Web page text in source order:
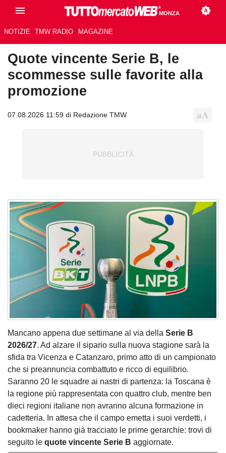
MONZA
NOTIZIE TMW RADIO MAGAZINE
Quote vincente Serie B, le
scommesse sulle favorite alla
promozione
07.08.2026 11:59 di Redazione TMW
Mancano appena due settimane al via della Serie B
2026/27. Ad alzare il sipario sulla nuova stagione sarà la
sfida tra Vicenza e Catanzaro, primo atto di un campionato
che si preannuncia combattuto e ricco di equilibrio.
Saranno 20 le squadre ai nastri di partenza: la Toscana è
la regione più rappresentata con quattro club, mentre ben
dieci regioni italiane non avranno alcuna formazione in
cadetteria. In attesa che il campo emetta i suoi verdetti, i
bookmaker hanno già tracciato le prime gerarchie: trovi di
seguito le quote vincente Serie B aggiornate.